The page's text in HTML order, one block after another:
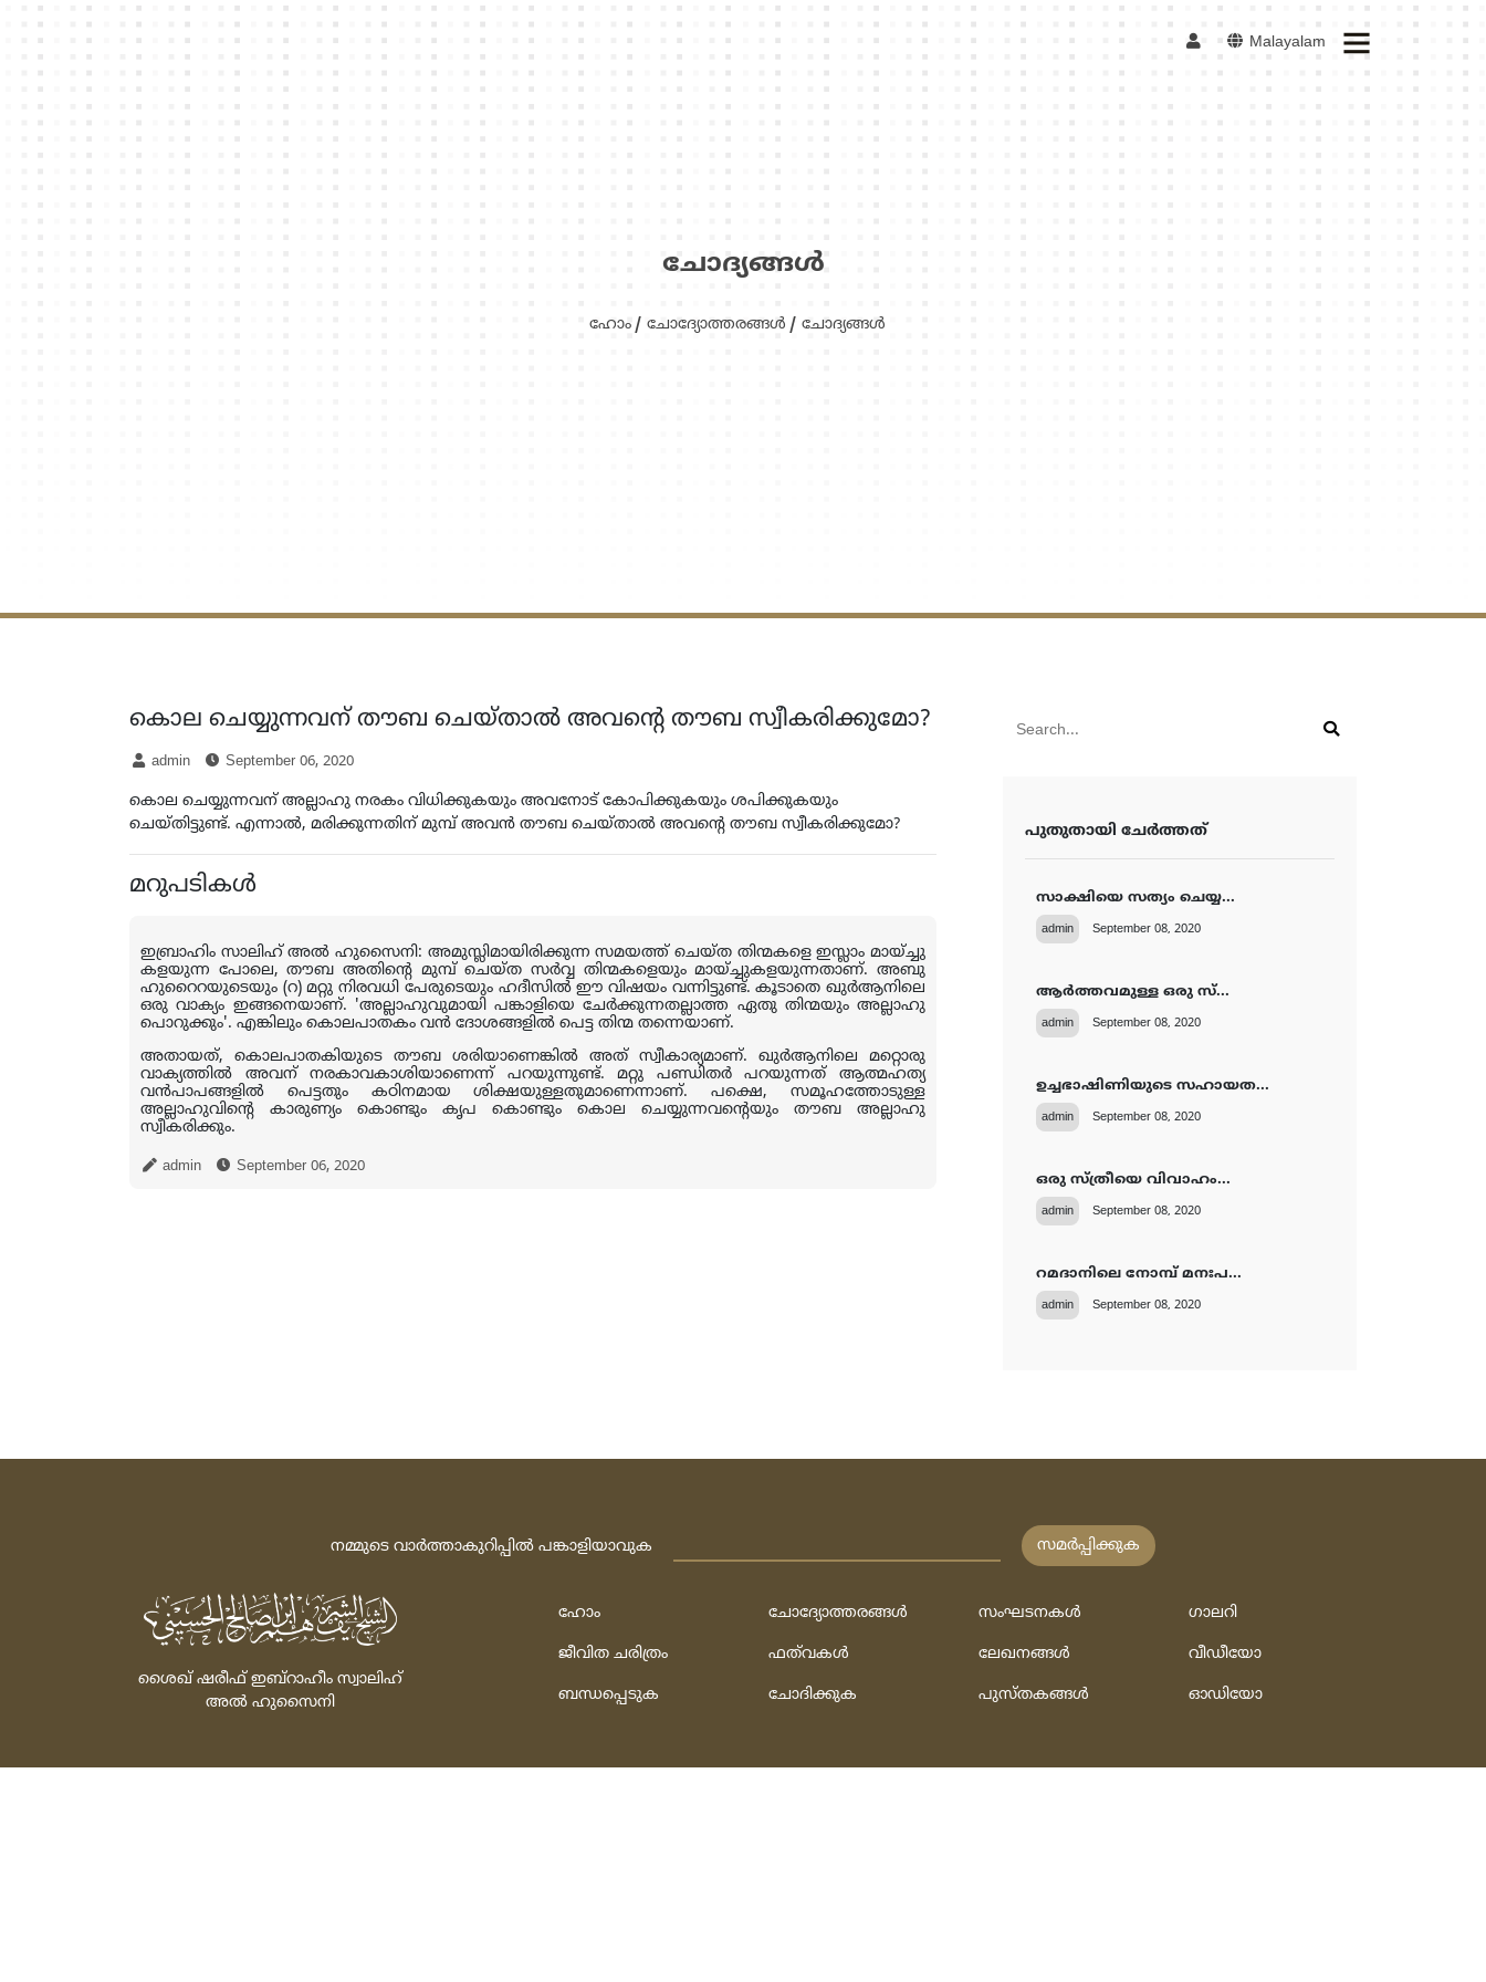
Malayalam
ചോദ്യങ്ങള്‍
ഹോം ചോദ്യോത്തരങ്ങള്‍ ചോദ്യങ്ങള്‍
കൊല ചെയ്യുന്നവന് തൗബ ചെയ്താല്‍ അവന്റെ തൗബ സ്വീകരിക്കുമോ?
admin September 06, 2020
കൊല ചെയ്യുന്നവന് അല്ലാഹു നരകം വിധിക്കുകയും അവനോട് കോപിക്കുകയും ശപിക്കുകയും
ചെയ്തിട്ടുണ്ട്. എന്നാല്‍, മരിക്കുന്നതിന് മുമ്പ് അവന്‍ തൗബ ചെയ്താല്‍ അവന്റെ തൗബ സ്വീകരിക്കുമോ?
മറുപടികള്‍
ഇബ്രാഹിം സാലിഹ് അല്‍ ഹുസൈനി: അമുസ്ലിമായിരിക്കുന്ന സമയത്ത് ചെയ്ത തിന്മകളെ ഇസ്ലാം മായ്ച്ചു
കളയുന്ന പോലെ,തൗബ അതിന്റെ മുമ്പ് ചെയ്ത സര്‍വ്വ തിന്മകളെയും മായ്ച്ചുകളയുന്നതാണ്. അബു
ഹുറൈറയുടെയും (റ) മറ്റു നിരവധി പേരുടെയും ഹദീസില്‍ ഈ വിഷയം വന്നിട്ടുണ്ട്. കൂടാതെ ഖുര്‍ആനിലെ
ഒരു വാക്യം ഇങ്ങനെയാണ്. 'അല്ലാഹുവുമായി പങ്കാളിയെ ചേര്‍ക്കുന്നതല്ലാത്ത ഏതു തിന്മയും അല്ലാഹു
പൊറുക്കും'. എങ്കിലും കൊലപാതകം വന്‍ ദോശങ്ങളില്‍ പെട്ട തിന്മ തന്നെയാണ്.
അതായത്, കൊലപാതകിയുടെ തൗബ ശരിയാണെങ്കില്‍ അത് സ്വീകാര്യമാണ്. ഖുര്‍ആനിലെ മറ്റൊരു
വാക്യത്തില്‍ അവന് നരകാവകാശിയാണെന്ന് പറയുന്നുണ്ട്. മറ്റു പണ്ഡിതര്‍ പറയുന്നത് ആത്മഹത്യ
വന്‍പാപങ്ങളില്‍ പെട്ടതും കഠിനമായ ശിക്ഷയുള്ളതുമാണെന്നാണ്. പക്ഷെ,സമൂഹത്തോടുള്ള
അല്ലാഹുവിന്റെ കാരുണ്യം കൊണ്ടും കൃപ കൊണ്ടും കൊല ചെയ്യുന്നവന്റെയും തൗബ അല്ലാഹു
സ്വീകരിക്കും.
admin September 06, 2020
പുതുതായി ചേര്‍ത്തത്‌
സാക്ഷിയെ സത്യം ചെയ്യ...
admin September 08, 2020
ആര്‍ത്തവമുള്ള ഒരു സ്...
admin September 08, 2020
ഉച്ചഭാഷിണിയുടെ സഹായത...
admin September 08, 2020
ഒരു സ്ത്രീയെ വിവാഹം...
admin September 08, 2020
റമദാനിലെ നോമ്പ് മനഃപ...
admin September 08, 2020
നമ്മുടെ വാര്‍ത്താകുറിപ്പില്‍ പങ്കാളിയാവുക സമര്‍പ്പിക്കുക
ശൈഖ്‌ ഷരീഫ്‌ ഇബ്‌റാഹീം സ്വാലിഹ്‌
അല്‍ ഹുസൈനി
ഹോം
ജീവിത ചരിത്രം
ബന്ധപ്പെടുക
ചോദ്യോത്തരങ്ങള്‍
ഫത്‌വകള്‍
ചോദിക്കുക
സംഘടനകള്‍
ലേഖനങ്ങള്‍
പുസ്‌തകങ്ങള്‍
ഗാലറി
വീഡീയോ
ഓഡിയോ